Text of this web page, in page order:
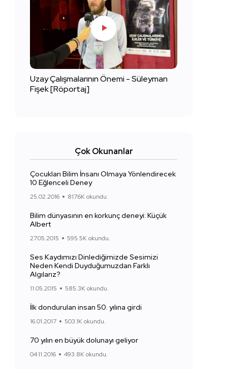
Uzay Çalışmalarının Önemi - Süleyman
Fişek [Röportaj]
Çok Okunanlar
Çocukları Bilim İnsanı Olmaya Yönlendirecek
10 Eğlenceli Deney
25.02.2016 817.6K okundu.
Bilim dünyasının en korkunç deneyi: Küçük
Albert
27.05.2015 595.5K okundu.
Ses Kaydımızı Dinlediğimizde Sesimizi
Neden Kendi Duyduğumuzdan Farklı
Algılarız?
11.05.2015 585.3K okundu.
İlk dondurulan insan 50. yılına girdi
16.01.2017 503.1K okundu.
70 yılın en büyük dolunayı geliyor
04.11.2016 493.8K okundu.